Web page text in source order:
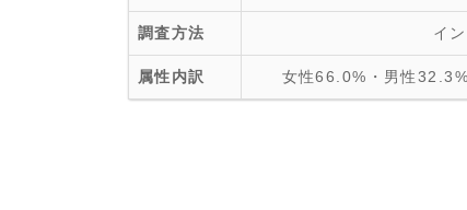
調査方法 イ
属性内訳 女性66.0%・男性